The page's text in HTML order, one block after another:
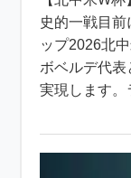
史的一戦目
ップ2026北
ボベルデ代
実現します